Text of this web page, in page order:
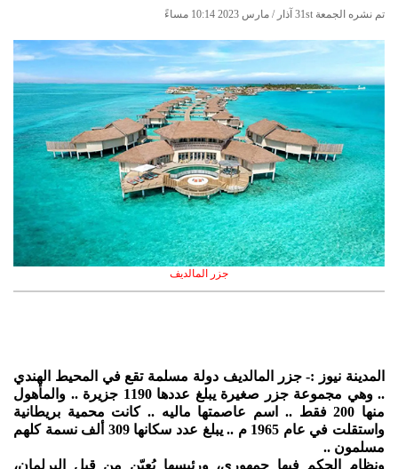
تم نشره الجمعة 31st آذار / مارس 2023 10:14 مساءً
جزر المالديف
المدينة نيوز :- جزر المالديف دولة مسلمة تقع في المحيط الهندي
.. وهي مجموعة جزر صغيرة يبلغ عددها 1190 جزيرة .. والمأهول
منها 200 فقط .. اسم عاصمتها ماليه .. كانت محمية بريطانية
واستقلت في عام 1965 م .. يبلغ عدد سكانها 309 ألف نسمة كلهم
مسلمون ..
ونظام الحكم فيها جمهوري، ورئيسها يُعيّن من قبل البرلمان،